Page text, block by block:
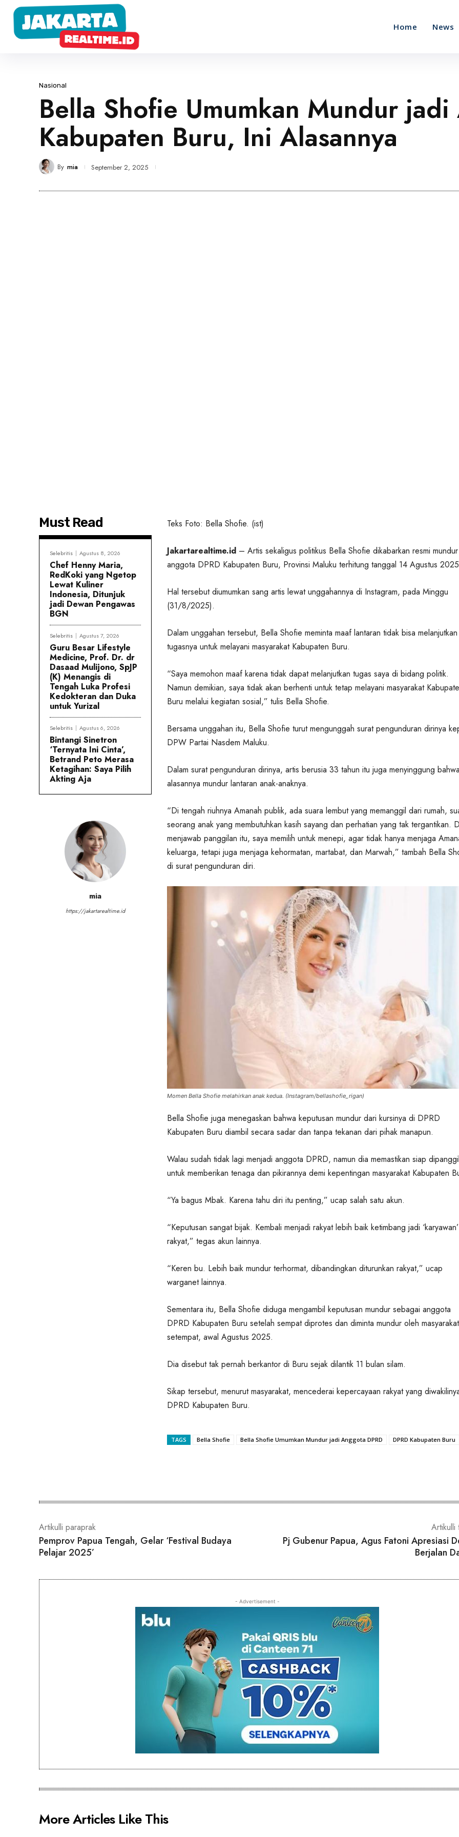
Home News
Nasional
Bella Shofie Umumkan Mundur
Kabupaten Buru, Ini Alasannya
By mia September 2, 2025
Must Read
Selebritis Agustus 8, 2026
Chef Henny Maria,
RedKoki yang Ngetop
Lewat Kuliner
Indonesia, Ditunjuk
jadi Dewan Pengawas
BGN
Selebritis Agustus 7, 2026
Guru Besar Lifestyle
Medicine, Prof. Dr. dr
Dasaad Mulijono, SpJP
(K) Menangis di
Tengah Luka Profesi
Kedokteran dan Duka
untuk Yurizal
Selebritis Agustus 6, 2026
Bintangi Sinetron
‘Ternyata Ini Cinta’,
Betrand Peto Merasa
Ketagihan: Saya Pilih
Akting Aja
mia
https://jakartarealtime.id
Teks Foto: Bella Shofie. (ist)
Jakartarealtime.id – Artis sekaligus politikus Bella Shofie dikabarkan resmi
anggota DPRD Kabupaten Buru, Provinsi Maluku terhitung tanggal 14 Agustus
Hal tersebut diumumkan sang artis lewat unggahannya di Instagram, pada Minggu
(31/8/2025).
Dalam unggahan tersebut, Bella Shofie meminta maaf lantaran tidak bisa melanjutkan
tugasnya untuk melayani masyarakat Kabupaten Buru.
“Saya memohon maaf karena tidak dapat melanjutkan tugas saya di bidang politik.
Namun demikian, saya tidak akan berhenti untuk tetap melayani masyarakat
Buru melalui kegiatan sosial,” tulis Bella Shofie.
Bersama unggahan itu, Bella Shofie turut mengunggah surat pengunduran dirinya
DPW Partai Nasdem Maluku.
Dalam surat pengunduran dirinya, artis berusia 33 tahun itu juga menyinggung bahwa
alasannya mundur lantaran anak-anaknya.
“Di tengah riuhnya Amanah publik, ada suara lembut yang memanggil dari rumah,
seorang anak yang membutuhkan kasih sayang dan perhatian yang tak tergantikan.
menjawab panggilan itu, saya memilih untuk menepi, agar tidak hanya menjaga
keluarga, tetapi juga menjaga kehormatan, martabat, dan Marwah,” tambah Bella
di surat pengunduran diri.
Momen Bella Shofie melahirkan anak kedua. (Instagram/bellashofie_rigan)
Bella Shofie juga menegaskan bahwa keputusan mundur dari kursinya di DPRD
Kabupaten Buru diambil secara sadar dan tanpa tekanan dari pihak manapun.
Walau sudah tidak lagi menjadi anggota DPRD, namun dia memastikan siap dipanggil
untuk memberikan tenaga dan pikirannya demi kepentingan masyarakat Kabupaten
“Ya bagus Mbak. Karena tahu diri itu penting,” ucap salah satu akun.
“Keputusan sangat bijak. Kembali menjadi rakyat lebih baik ketimbang jadi ‘karyawan’
rakyat,” tegas akun lainnya.
“Keren bu. Lebih baik mundur terhormat, dibandingkan diturunkan rakyat,” ucap
warganet lainnya.
Sementara itu, Bella Shofie diduga mengambil keputusan mundur sebagai anggota
DPRD Kabupaten Buru setelah sempat diprotes dan diminta mundur oleh masyarakat
setempat, awal Agustus 2025.
Dia disebut tak pernah berkantor di Buru sejak dilantik 11 bulan silam.
Sikap tersebut, menurut masyarakat, mencederai kepercayaan rakyat yang
DPRD Kabupaten Buru.
TAGS Bella Shofie Bella Shofie Umumkan Mundur jadi Anggota DPRD DPRD Kabupaten Buru
Artikulli paraprak
Pemprov Papua Tengah, Gelar ‘Festival Budaya
Pelajar 2025’
Artikulli
Pj Gubenur Papua, Agus Fatoni Apresiasi
Berjalan
- Advertisement -
More Articles Like This